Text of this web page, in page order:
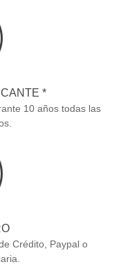
*
10 años todas las
Crédito, Paypal o